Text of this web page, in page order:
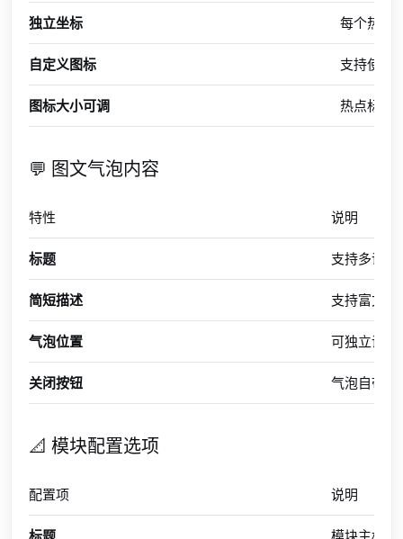
独立坐标 每个热点
自定义图标 支持使用
图标大小可调 热点标记
💬 图文气泡内容
特性 说明
标题 支持多语言
简短描述 支持富文
气泡位置 可独立设
关闭按钮 气泡自带关
📐 模块配置选项
配置项 说明
标题 模块主标题